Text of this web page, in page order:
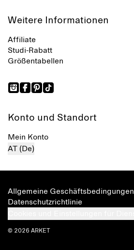
Weitere Informationen
Affiliate
Studi-Rabatt
Größentabellen
Konto und Standort
Mein Konto
AT (De)
Allgemeine Geschäftsbedingungen
Datenschutzrichtlinie
© 2026 ARKET